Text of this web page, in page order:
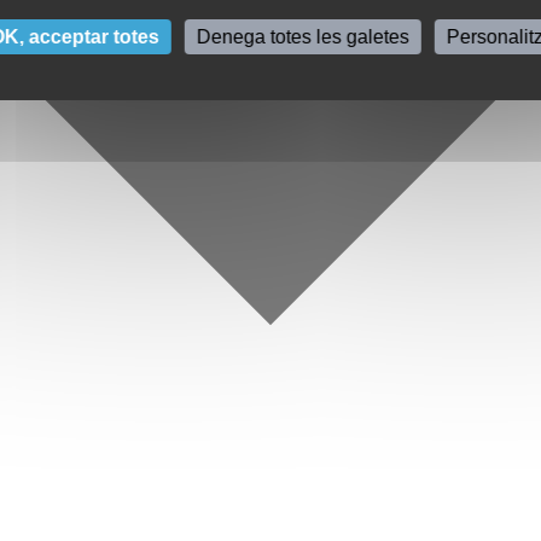
acceptar totes Denega totes les galetes